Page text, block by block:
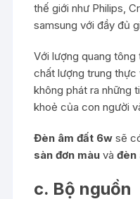
thế giới như Philips,
samsung với đầy đủ
Với lượng quang
chất lượng trung thực
không phát ra những
khoẻ của con người
Đèn âm đất 6w sẽ
sàn đơn màu vàđèn
c. Bộ nguồn